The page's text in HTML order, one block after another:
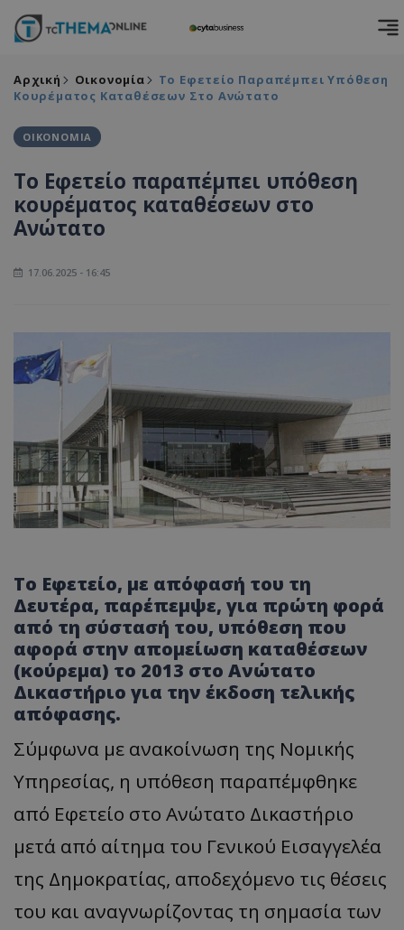
Αρχική Οικονομία
Το Εφετείο Παραπέμπει Υπόθεση
Κουρέματος Καταθέσεων Στο Ανώτατο
ΟΙΚΟΝΟΜΙΑ
Το Εφετείο παραπέμπει υπόθεση
κουρέματος καταθέσεων στο
Ανώτατο
17.06.2025 - 16:45
Το Εφετείο, με απόφασή του τη
Δευτέρα, παρέπεμψε, για πρώτη φορά
από τη σύστασή του, υπόθεση που
αφορά στην απομείωση καταθέσεων
(κούρεμα) το 2013 στο Ανώτατο
Δικαστήριο για την έκδοση τελικής
απόφασης.
Σύμφωνα με ανακοίνωση της Νομικής
Υπηρεσίας, η υπόθεση παραπέμφθηκε
από Εφετείο στο Ανώτατο Δικαστήριο
μετά από αίτημα του Γενικού Εισαγγελέα
της Δημοκρατίας, αποδεχόμενο τις θέσεις
του και αναγνωρίζοντας τη σημασία των